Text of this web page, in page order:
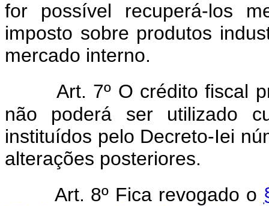
for possível recuperá-los
imposto sobre produtos
mercado interno.
Art. 7º O crédito fiscal
não poderá ser utilizado
instituídos pelo Decreto-Iei
alterações posteriores.
Art. 8º Fica revogado o